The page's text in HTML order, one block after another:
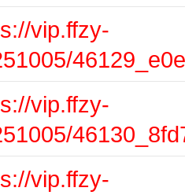
vip.ffzy-
vip.ffzy-
vip.ffzy-